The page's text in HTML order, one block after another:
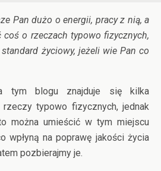
Pan dużo o energii, pracy z nią, a
o rzeczach typowo fizycznych,
życiowy, jeżeli wie Pan co
tym blogu znajduje się kilka
typowo fizycznych, jednak
można umieścić w tym miejscu
wpłyną na poprawę jakości życia
pozbierajmy je.